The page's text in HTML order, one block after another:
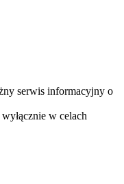
serwis informacyjny o
w celach